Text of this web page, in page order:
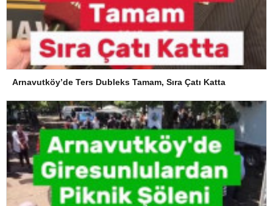
Arnavutköy’de Ters Dubleks Tamam, Sıra Çatı Katta